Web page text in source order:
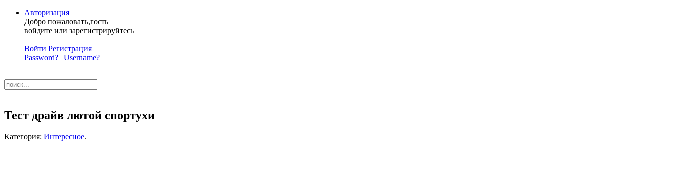
Авторизация
Добро пожаловать,гость
войдите или зарегистрируйтесь
Войти Регистрация
Password? | Username?
Тест драйв лютой спортухи
Категория: Интересное.